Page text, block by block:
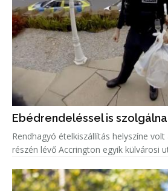
Ebédrendeléssel is
Rendhagyó ételkiszállítás helyszíne
részén lévő Accrington egyik külvárosi